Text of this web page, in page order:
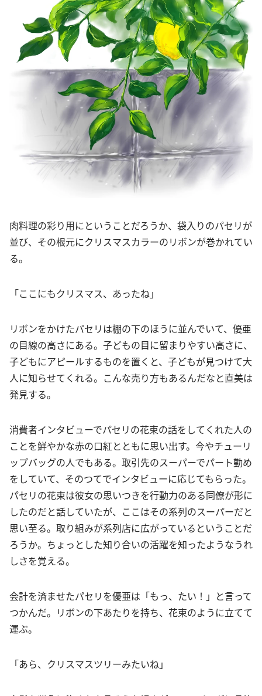
肉料理の彩り用にということだろうか、袋入りのパセリが
並び、その根元にクリスマスカラーのリボンが巻かれてい
る。
「ここにもクリスマス、あったね」
リボンをかけたパセリは棚の下のほうに並んでいて、優亜
の目線の高さにある。子どもの目に留まりやすい高さに、
子どもにアピールするものを置くと、子どもが見つけて大
人に知らせてくれる。こんな売り方もあるんだなと直美は
発見する。
消費者インタビューでパセリの花束の話をしてくれた人の
ことを鮮やかな赤の口紅とともに思い出す。今やチューリ
ップバッグの人でもある。取引先のスーパーでパート勤め
をしていて、そのつてでインタビューに応じてもらった。
パセリの花束は彼女の思いつきを行動力のある同僚が形に
したのだと話していたが、ここはその系列のスーパーだと
思い至る。取り組みが系列店に広がっているということだ
ろうか。ちょっとした知り合いの活躍を知ったようなうれ
しさを覚える。
会計を済ませたパセリを優亜は「もっ、たい！」と言って
つかんだ。リボンの下あたりを持ち、花束のように立てて
運ぶ。
「あら、クリスマスツリーみたいね」